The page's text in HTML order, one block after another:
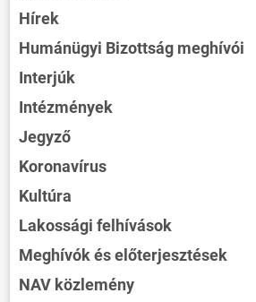
Hírek
Humánügyi Bizottság meghívói
Interjúk
Intézmények
Jegyző
Koronavírus
Kultúra
Lakossági felhívások
Meghívók és előterjesztések
NAV közlemény